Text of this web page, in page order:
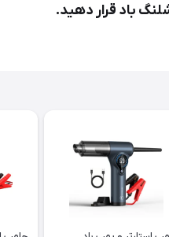
باد قرار دهید.